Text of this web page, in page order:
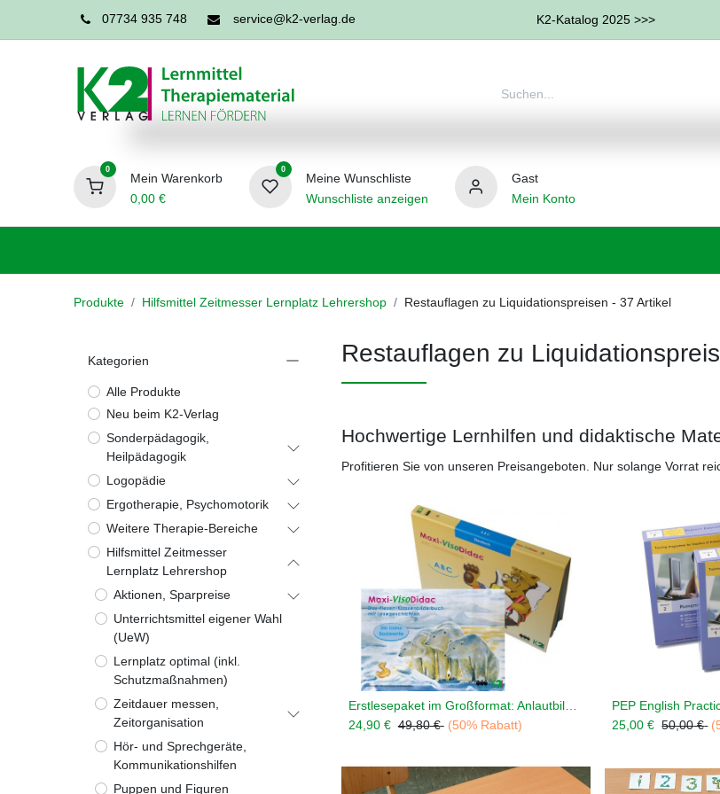
07734 935 748 service@k2-verlag.de K2-Katalog 2025 >>>
0
Mein Warenkorb
0,00€
0
Meine Wunschliste
Wunschliste anzeigen
Gast
Mein Konto
Produkte Hilfsmittel Zeitmesser Lernplatz Lehrershop Restauflagen zu Liquidationspreisen - 37 Artikel
Kategorien
Alle Produkte
Neu beim K2-Verlag
Sonderpädagogik,
Heilpädagogik
Logopädie
Ergotherapie, Psychomotorik
Weitere Therapie-Bereiche
Hilfsmittel Zeitmesser
Lernplatz Lehrershop
Aktionen, Sparpreise
Unterrichtsmittel eigener Wahl
(UeW)
Lernplatz optimal (inkl.
Schutzmaßnahmen)
Zeitdauer messen,
Zeitorganisation
Hör- und Sprechgeräte,
Kommunikationshilfen
Puppen und Figuren
Restauflagen zu
Hochwertige Lernhilfen und didaktische
Profitieren Sie von unseren Preisangeboten. Nur solange Vorrat
In den Warenkorb legen
Erstlesepaket im Großformat: Anlautbilder, Bildergeschichte
24,90€ 49,80€ (50% Rabatt)
In den
PEP English
25,00 € 50,00€